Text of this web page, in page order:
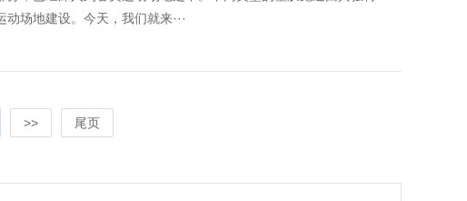
场地建设。今天，我们就来···
>> 尾页